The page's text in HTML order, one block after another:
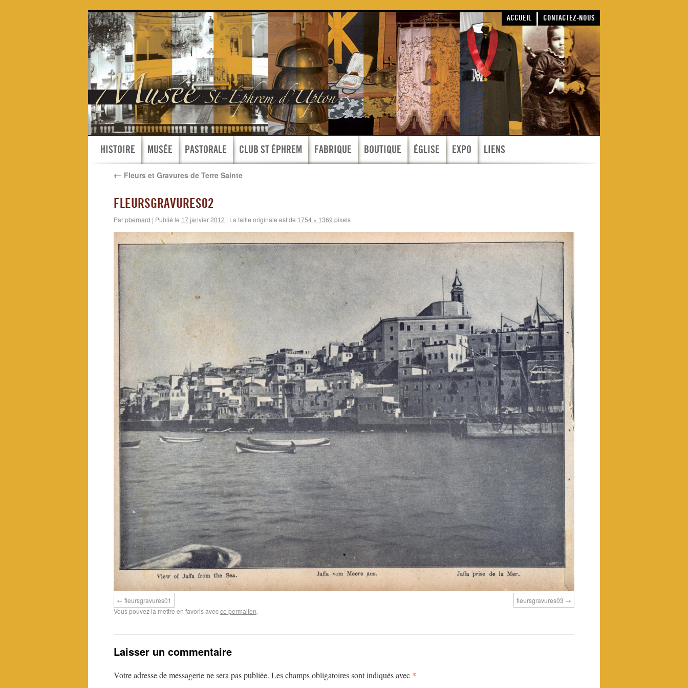
ACCUEIL CONTACTEZ-NOUS
HISTOIRE MUSÉE PASTORALE CLUB ST ÉPHREM FABRIQUE BOUTIQUE ÉGLISE EXPO LIENS
← Fleurs et Gravures de Terre Sainte
FLEURSGRAVURES02
Parpbernard | Publié le 17 janvier 2012 | La taille originale est de 1754 × 1369 pixels
fleursgravures01
fleursgravures03
Vous pouvez la mettre en favoris avecce permalien.
Laisser un commentaire
Votre adresse de messagerie ne sera pas publiée. Les champs obligatoires sont indiqués avec *